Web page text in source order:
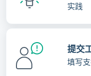
实践
提交
填写